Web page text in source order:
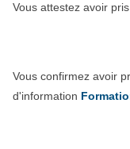
Vous attestez avoir
Vous confirmez avoir
d'information